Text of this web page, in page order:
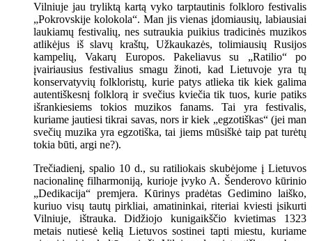
Vilniuje jau tryliktą kartą vyko tarptautinis folkloro festivalis
„Pokrovskije kolokola“. Man jis vienas įdomiausių, labiausiai
laukiamų festivalių, nes sutraukia puikius tradicinės muzikos
atlikėjus iš slavų kraštų, Užkaukazės, tolimiausių Rusijos
kampelių, Vakarų Europos. Pakeliavus su „Ratilio“ po
įvairiausius festivalius smagu žinoti, kad Lietuvoje yra tų
konservatyvių folkloristų, kurie patys atlieka tik kiek galima
autentiškesnį folklorą ir svečius kviečia tik tuos, kurie patiks
išrankiesiems tokios muzikos fanams. Tai yra festivalis,
kuriame jautiesi tikrai savas, nors ir kiek „egzotiškas“ (jei man
svečių muzika yra egzotiška, tai jiems mūsiškė taip pat turėtų
tokia būti, argi ne?).
Trečiadienį, spalio 10 d., su ratiliokais skubėjome į Lietuvos
nacionalinę filharmoniją, kurioje įvyko A. Šenderovo kūrinio
„Dedikacija“ premjera. Kūrinys pradėtas Gedimino laiško,
kuriuo visų tautų pirkliai, amatininkai, riteriai kviesti įsikurti
Vilniuje, ištrauka. Didžiojo kunigaikščio kvietimas 1323
metais nutiesė kelią Lietuvos sostinei tapti miestu, kuriame